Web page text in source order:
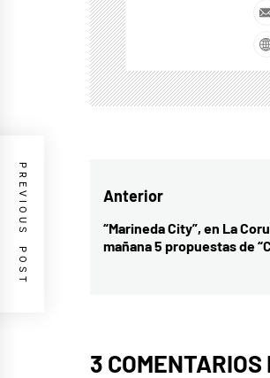
Navegación
de
entradas
Anterior
Entrada
anterior:
“Marineda City”, en La
mañana 5 propuestas de
PREVIOUS POST
3 COMENTARIOS